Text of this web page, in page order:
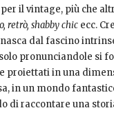
il vintage, più che
retrò, shabby chicecc.
dal fascino
pronunciandole si
proiettati in una
in un mondo
di raccontare una